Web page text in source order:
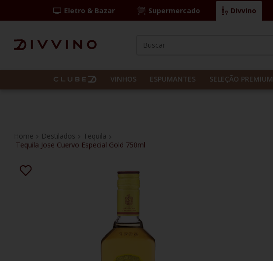
Eletro & Bazar Supermercado Divvino
º las camelias
10º
VINHOS ESPUMANTES SELEÇÃO PREMIUM
Destilados
Tequila
Tequila Jose Cuervo Especial Gold 750ml